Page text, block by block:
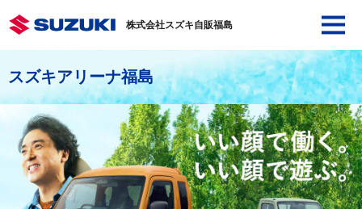
株式会社スズキ自販福島
スズキアリーナ福島